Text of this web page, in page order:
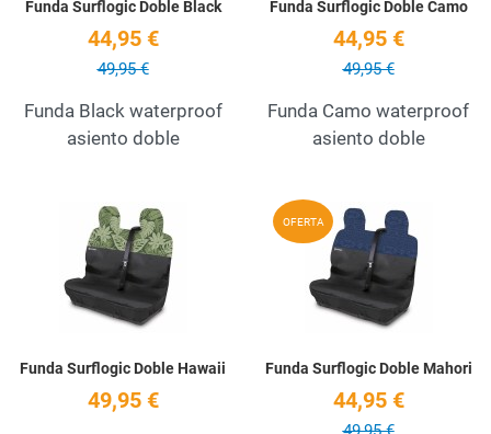
Funda Surflogic Doble Black
44,95 €
49,95 €
Funda Black waterproof
asiento doble
Funda Surflogic Doble Camo
44,95 €
49,95 €
Funda Camo waterproof
asiento doble
Add to Wishlist
Funda Surflogic Doble Hawaii
49,95 €
OFERTA
Funda Surflogic Doble Mahori
44,95 €